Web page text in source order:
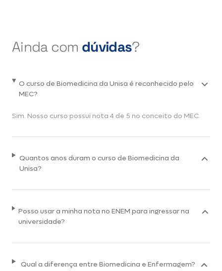
Ainda com dúvidas?
O curso de Biomedicina da Unisa é reconhecido pelo
MEC?
Sim. Nosso curso possui nota 4 de 5 no conceito do MEC.
Quantos anos duram o curso de Biomedicina da
Unisa?
Posso usar a minha nota no ENEM para ingressar na
universidade?
Qual a diferença entre Biomedicina e Enfermagem?